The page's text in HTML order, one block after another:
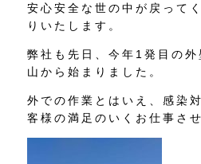
安心安全な世の中が戻って
りいたします。
弊社も先日、今年1発目の
山から始まりました。
外での作業とはいえ、感染
客様の満足のいくお仕事さ